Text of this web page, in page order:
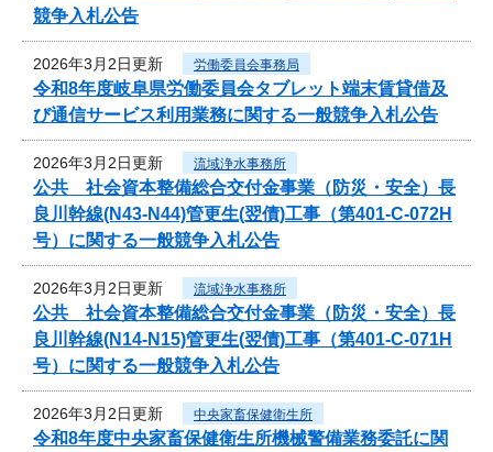
競争入札公告
2026年3月2日更新 労働委員会事務局
令和8年度岐阜県労働委員会タブレット端末賃貸借及
び通信サービス利用業務に関する一般競争入札公告
2026年3月2日更新 流域浄水事務所
公共 社会資本整備総合交付金事業（防災・安全）長
良川幹線(N43-N44)管更生(翌債)工事（第401-C-072H
号）に関する一般競争入札公告
2026年3月2日更新 流域浄水事務所
公共 社会資本整備総合交付金事業（防災・安全）長
良川幹線(N14-N15)管更生(翌債)工事（第401-C-071H
号）に関する一般競争入札公告
2026年3月2日更新 中央家畜保健衛生所
令和8年度中央家畜保健衛生所機械警備業務委託に関